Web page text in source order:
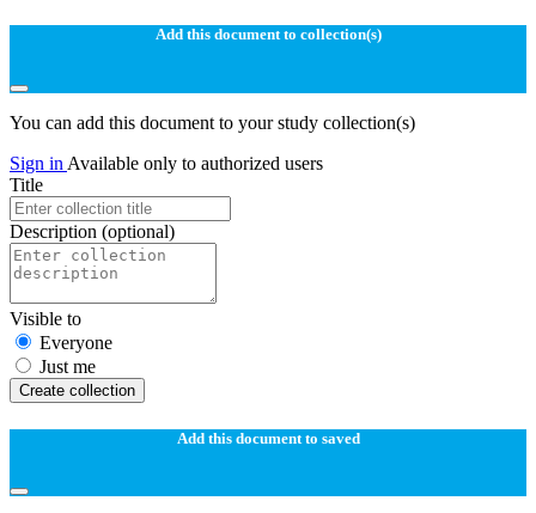
Add this document to collection(s)
You can add this document to your study collection(s)
Sign in Available only to authorized users
Title
Description (optional)
Visible to
Everyone
Just me
Create collection
Add this document to saved